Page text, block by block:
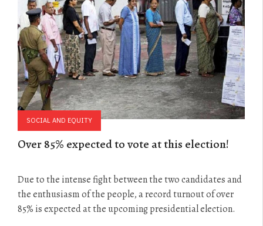
SOCIAL AND EQUITY
Over 85% expected to vote at this election!
Due to the intense fight between the two candidates and
the enthusiasm of the people, a record turnout of over
85% is expected at the upcoming presidential election.